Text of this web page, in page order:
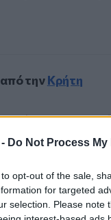
Do Not Process
opt-out of the sale,
for targeted
selection. Please note
τηνΚρήτη
Προανακριτική
και κάποιοι…